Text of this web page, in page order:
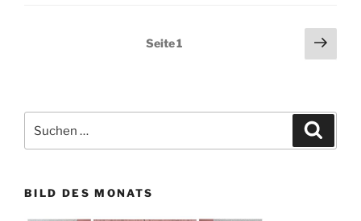
Seitennummerierung
Seite1
nach:
BILD DES MONATS